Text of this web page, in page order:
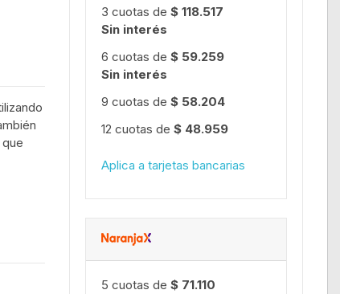
3 cuotas de $ 118.517
Sin interés
6 cuotas de $ 59.259
Sin interés
9 cuotas de $ 58.204
12 cuotas de $ 48.959
Aplica a tarjetas bancarias
5 cuotas de $ 71.110